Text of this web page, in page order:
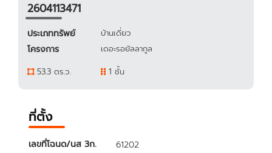
2604113471
ประเภททรัพย์ บ้านเดี่ยว
โครงการ
เดอะรอยัลลากูล
53.3 ตร.ว.
1 ชั้น
ที่ตั้ง
เลขที่โฉนด/นส 3ก.
61202